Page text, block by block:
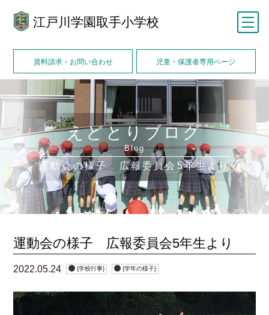
江戸川学園取手小学校
資料請求・お問い合わせ 児童・保護者専用ページ
えどとりブログ
Blog
運動会の様子 広報委員会5年生より
メニュー
運動会の様子 広報委員会5年生より
2022.05.24 {学校行事} {学年の様子}